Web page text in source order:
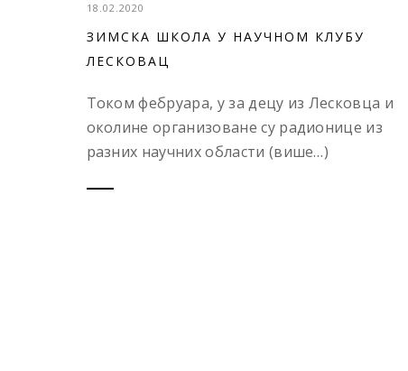
18.02.2020
ЗИМСКА ШКОЛА У НАУЧНОМ КЛУБУ
ЛЕСКОВАЦ
Током фебруара, у за децу из Лесковца и
околине организоване су радионице из
разних научних области (више…)